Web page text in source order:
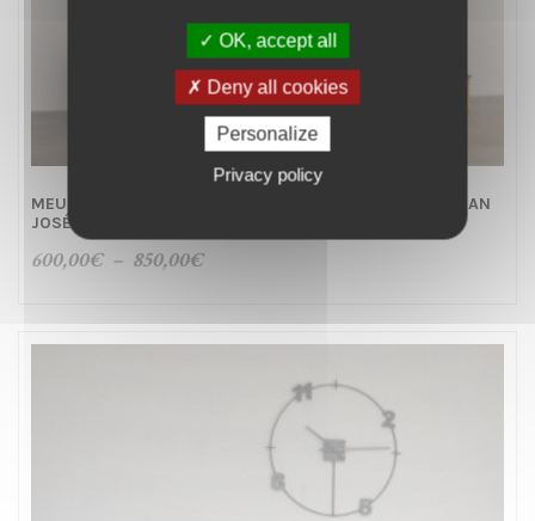
MEUBLE MÉTAL TV INDUSTRIEL BAS À CLAPETS – REF: SAN
JOSÉ
600,00€ – 850,00€Plage
prix :
600,00€
OK, accept all
Deny all cookies
Personalize
Privacy policy